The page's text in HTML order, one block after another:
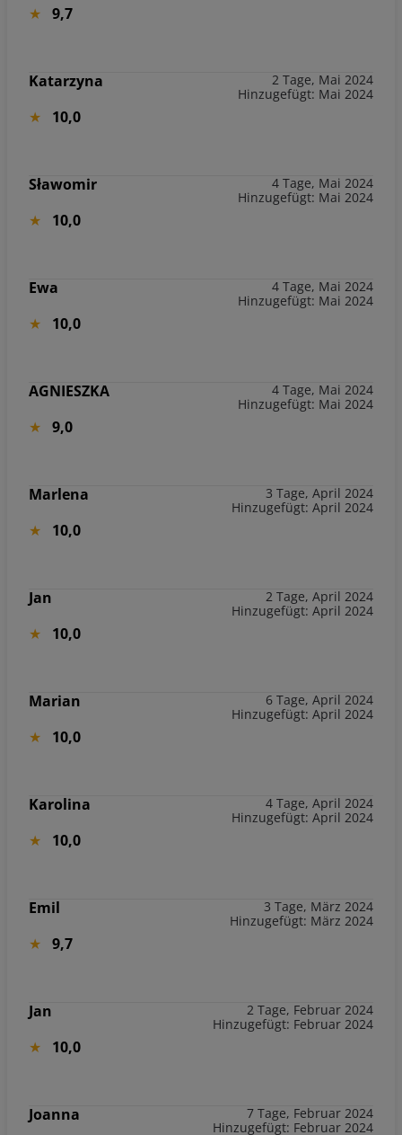
9,7
Katarzyna
2 Tage, Mai 2024
Hinzugefügt: Mai 2024
10,0
Sławomir
4 Tage, Mai 2024
Hinzugefügt: Mai 2024
10,0
Ewa
4 Tage, Mai 2024
Hinzugefügt: Mai 2024
10,0
AGNIESZKA
4 Tage, Mai 2024
Hinzugefügt: Mai 2024
9,0
Marlena
3 Tage, April 2024
Hinzugefügt: April 2024
10,0
Jan
2 Tage, April 2024
Hinzugefügt: April 2024
10,0
Marian
6 Tage, April 2024
Hinzugefügt: April 2024
10,0
Karolina
4 Tage, April 2024
Hinzugefügt: April 2024
10,0
Emil
3 Tage, März 2024
Hinzugefügt: März 2024
9,7
Jan
2 Tage, Februar 2024
Hinzugefügt: Februar 2024
10,0
Joanna
7 Tage, Februar 2024
Hinzugefügt: Februar 2024